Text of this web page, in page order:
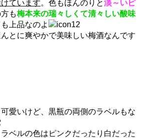
ています。色もほんのりと淡～いピ
も梅本来の瑞々しくて清々しい酸味
上品なのよ
とに爽やかで美味しい梅酒なんです
愛いけど、黒瓶の両側のラベルもな
ラベルの色はピンクだったり白だった